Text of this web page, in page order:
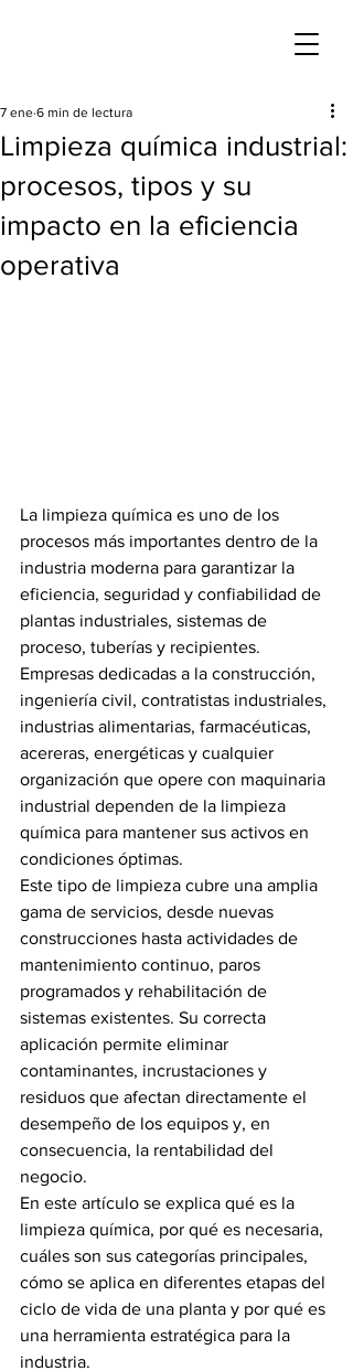
Limpieza química industrial:
procesos, tipos y su
impacto en la eficiencia
operativa
7 ene 6 min de lectura
La limpieza química es uno de los
procesos más importantes dentro de la
industria moderna para garantizar la
eficiencia, seguridad y confiabilidad de
plantas industriales, sistemas de
proceso, tuberías y recipientes.
Empresas dedicadas a la construcción,
ingeniería civil, contratistas industriales,
industrias alimentarias, farmacéuticas,
acereras, energéticas y cualquier
organización que opere con maquinaria
industrial dependen de la limpieza
química para mantener sus activos en
condiciones óptimas.
Este tipo de limpieza cubre una amplia
gama de servicios, desde nuevas
construcciones hasta actividades de
mantenimiento continuo, paros
programados y rehabilitación de
sistemas existentes. Su correcta
aplicación permite eliminar
contaminantes, incrustaciones y
residuos que afectan directamente el
desempeño de los equipos y, en
consecuencia, la rentabilidad del
negocio.
En este artículo se explica qué es la
limpieza química, por qué es necesaria,
cuáles son sus categorías principales,
cómo se aplica en diferentes etapas del
ciclo de vida de una planta y por qué es
una herramienta estratégica para la
industria.